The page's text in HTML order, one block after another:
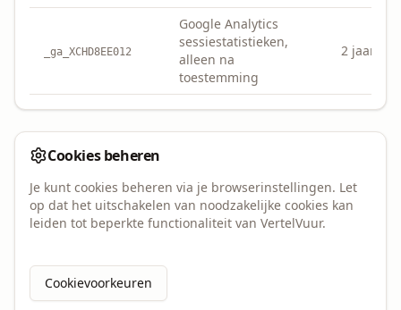
_ga_XCHD8EE012
Google Analytics
sessiestatistieken,
alleen na
toestemming
2 jaar
Cookies beheren
Je kunt cookies beheren via je browserinstellingen. Let
op dat het uitschakelen van noodzakelijke cookies kan
leiden tot beperkte functionaliteit van VertelVuur.
Cookievoorkeuren